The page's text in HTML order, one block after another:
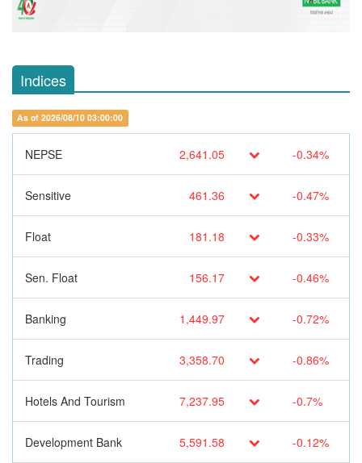
Indices
As of 2026/08/10 03:00:00
NEPSE 2,641.05 -0.34%
Sensitive 461.36 -0.47%
Float 181.18 -0.33%
Sen. Float 156.17 -0.46%
Banking 1,449.97 -0.72%
Trading 3,358.70 -0.86%
Hotels And Tourism 7,237.95 -0.7%
Development Bank 5,591.58 -0.12%